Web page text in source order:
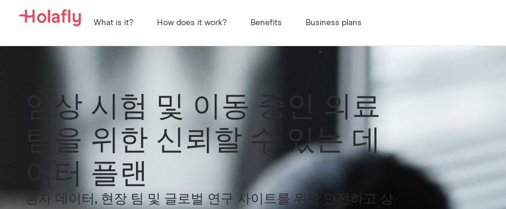
What is it? How does it work? Benefits Business plans
임상 시험 및 이동 중인 의료
팀을 위한 신뢰할 수 있는 데
이터 플랜
환자 데이터, 현장 팀 및 글로벌 연구 사이트를 위한 안전하고 상